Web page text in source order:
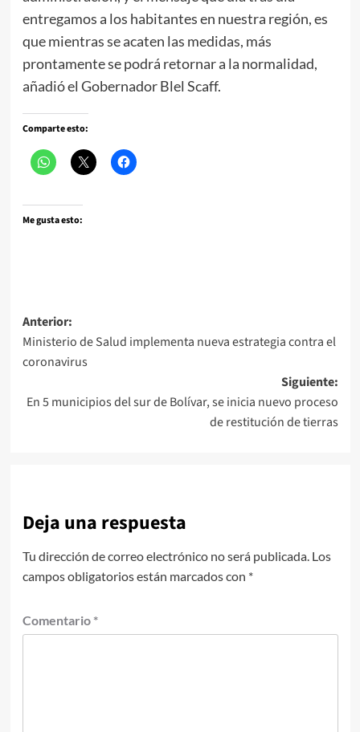
entregamos a los habitantes en nuestra región, es
que mientras se acaten las medidas, más
prontamente se podrá retornar a la normalidad,
añadió el Gobernador Blel Scaff.
Comparte esto:
Me gusta esto:
Navegación
de
entradas
Anterior:
Ministerio de Salud implementa nueva estrategia contra el
coronavirus
Siguiente:
En 5 municipios del sur de Bolívar, se inicia nuevo proceso
de restitución de tierras
Deja una respuesta
Tu dirección de correo electrónico no será publicada. Los
campos obligatorios están marcados con *
Comentario *